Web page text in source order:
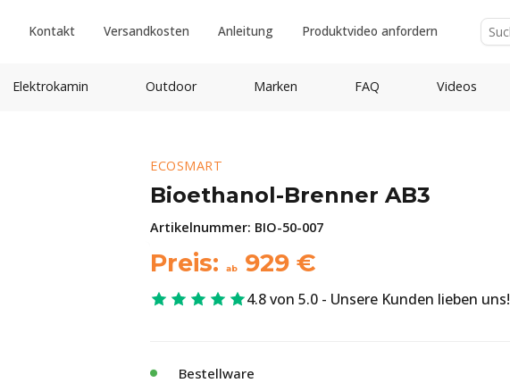
Kontakt Versandkosten Anleitung Produktvideo anfordern
Elektrokamin Outdoor Marken FAQ Videos
ECOSMART
Bioethanol-Brenner AB3
Artikelnummer: BIO-50-007
Preis: ab 929 €
4.8 von 5.0 - Unsere Kunden lieben uns!
Bestellware